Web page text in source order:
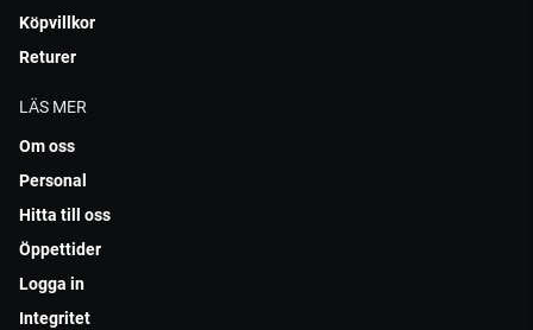
Köpvillkor
Returer
LÄS MER
Om oss
Personal
Hitta till oss
Öppettider
Logga in
Integritet